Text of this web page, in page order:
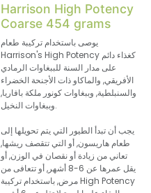
Harrison High Potency
Coarse 454 grams
يوصى باستخدام تركيبة طعام
Harrison's High Potency كغذاء دائم
على مدار السنة للببغاوات الرمادي
الأفريقي, والماكاو ذات الأجنحة الخضراء
والسنبلطية, وببغاوات كونور ملكة بافاريا,
وببغاوات النخيل.
يجب أن تبدأ الطيور التي يتم تحويلها إلى
طعام هاريسون, أو التي تتقصف ريشها,
تعاني من زيادة أو نقصان في الوزن, أو
يقل عمرها عن 6-8 أشهر, أو تتعافى من
مرض, باستخدام تركيبة High Potency